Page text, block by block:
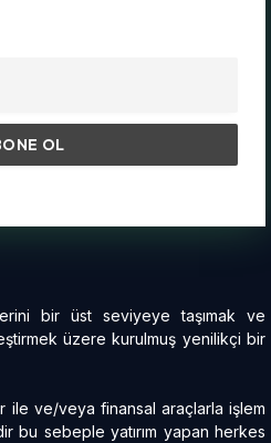
bir üst seviyeye taşımak ve
üzere kurulmuş yenilikçi bir
ile ve/veya finansal araçlarla işlem
bu sebeple yatırım yapan herkes